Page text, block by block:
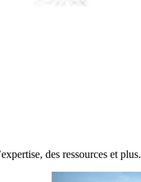
des ressources et plus.